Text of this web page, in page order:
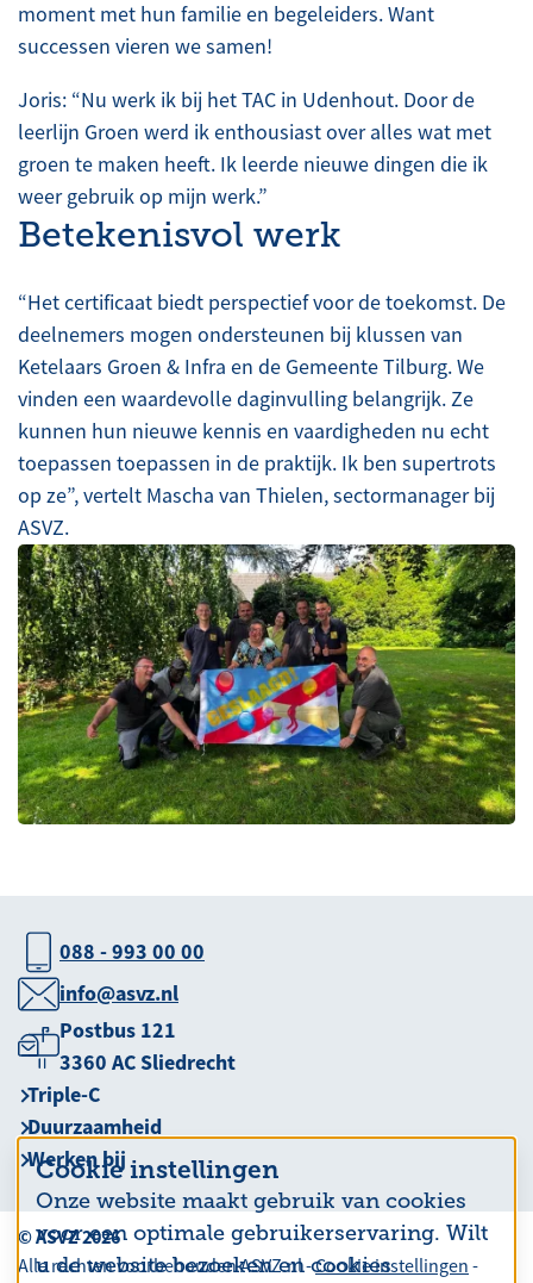
Cookie instellingen
Onze website maakt gebruik van cookies
voor een optimale gebruikerservaring. Wilt
u de website bezoeken en cookies
moment met hun familie en begeleiders. Want
successen vieren we samen!
Joris: “Nu werk ik bij het TAC in Udenhout. Door de
leerlijn Groen werd ik enthousiast over alles wat met
groen te maken heeft. Ik leerde nieuwe dingen die ik
weer gebruik op mijn werk.”
Betekenisvol werk
“Het certificaat biedt perspectief voor de toekomst. De
deelnemers mogen ondersteunen bij klussen van
Ketelaars Groen & Infra en de Gemeente Tilburg. We
vinden een waardevolle daginvulling belangrijk. Ze
kunnen hun nieuwe kennis en vaardigheden nu echt
toepassen toepassen in de praktijk. Ik ben supertrots
op ze”, vertelt Mascha van Thielen, sectormanager bij
ASVZ.
088 - 993 00 00
info@asvz.nl
Postbus 121
3360 AC Sliedrecht
Triple-C
Duurzaamheid
Werken bij
© ASVZ 2026
Alle rechten voorbehouden ASVZ.nl -Cookie instellingen -